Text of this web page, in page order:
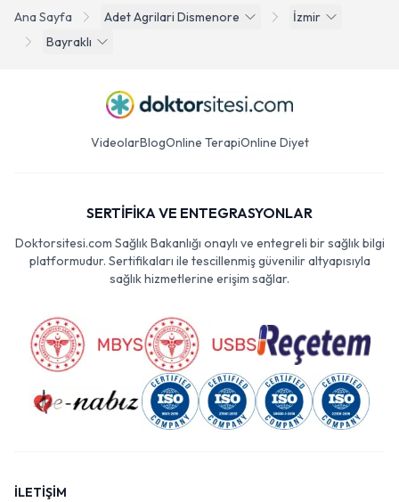
Ana Sayfa Adet Agrilari Dismenore
İzmir
Bayraklı
VideolarBlogOnline TerapiOnline Diyet
SERTİFİKA VE ENTEGRASYONLAR
Doktorsitesi.com Sağlık Bakanlığı onaylı ve entegreli bir sağlık bilgi
platformudur. Sertifikaları ile tescillenmiş güvenilir altyapısıyla
sağlık hizmetlerine erişim sağlar.
İLETİŞİM